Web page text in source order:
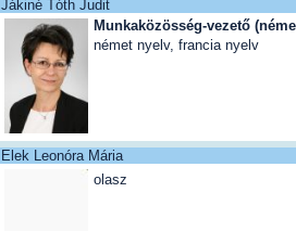
Jákiné Tóth Judit
Munkaközösség-vezető
német nyelv, francia nyelv
Elek Leonóra Mária
olasz